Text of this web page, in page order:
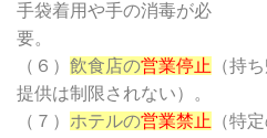
手袋着用や手の消毒が必
要。
（６） 飲食店の営業停止
（持
提供は制限されない）。
（７） ホテルの営業禁止
（特